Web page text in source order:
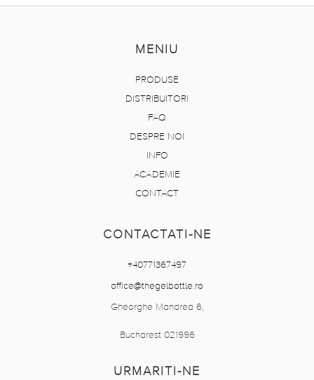
MENIU
PRODUSE
DISTRIBUITORI
FAQ
DESPRE NOI
INFO
ACADEMIE
CONTACT
CONTACTATI-NE
+40771367497
office@thegelbottle.ro
Gheorghe Mandrea 6,
Bucharest 021996
URMARITI-NE